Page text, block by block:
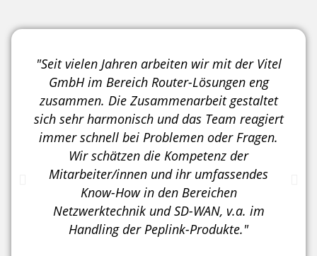
"Seit vielen Jahren arbeiten wir mit der Vitel
GmbH im Bereich Router-Lösungen eng
zusammen. Die Zusammenarbeit gestaltet
sich sehr harmonisch und das Team reagiert
immer schnell bei Problemen oder Fragen.
Wir schätzen die Kompetenz der
Mitarbeiter/innen und ihr umfassendes
Know-How in den Bereichen
Netzwerktechnik und SD-WAN, v.a. im
Handling der Peplink-Produkte."